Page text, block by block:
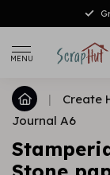
MENU
|
Create
Journal A6